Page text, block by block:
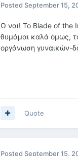
Posted September 15,
Ω ναι! Το Blade of the
θυμάμαι καλά όμως,
οργάνωση γυναικών-
Quote
Posted September 15,